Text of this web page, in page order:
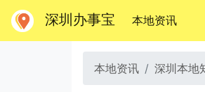
深圳办事宝 本地资讯(当前)
本地资讯 深圳本地